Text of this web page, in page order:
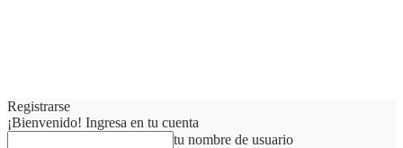
Registrarse
¡Bienvenido! Ingresa en tu cuenta
tu nombre de usuario